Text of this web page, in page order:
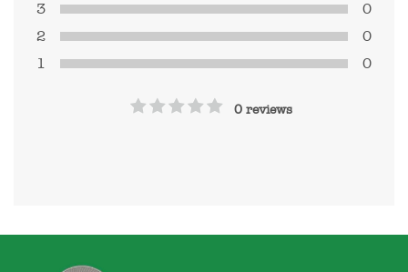
3
0
2
0
1
0
0 reviews